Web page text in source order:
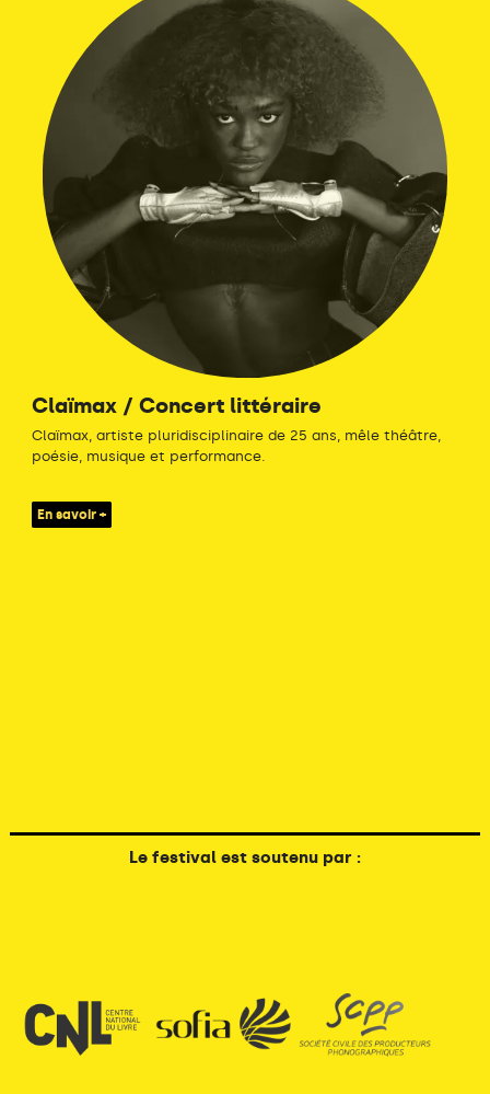
Claïmax / Concert littéraire
Claïmax, artiste pluridisciplinaire de 25 ans, mêle théâtre,
poésie, musique et performance.
En savoir +
Le festival est soutenu par :